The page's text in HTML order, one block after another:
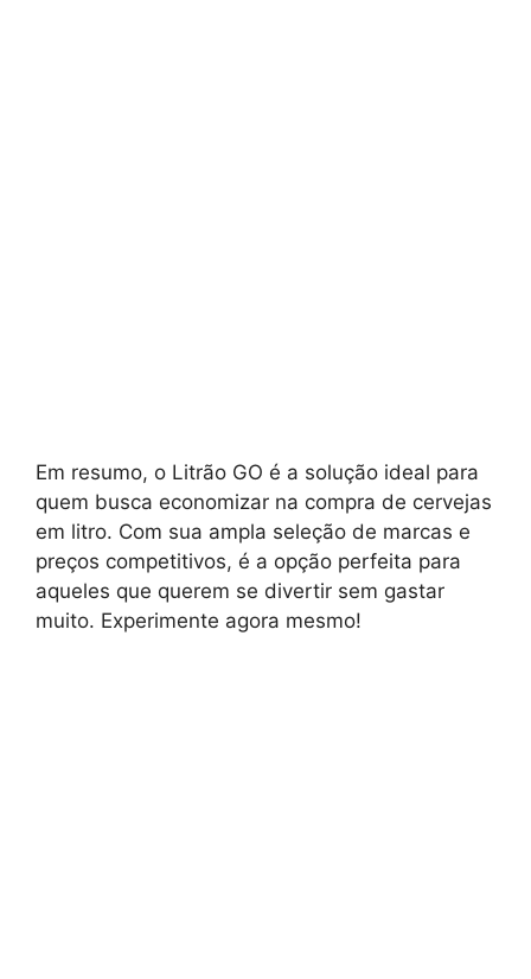
Em resumo, o Litrão GO é a solução ideal para
quem busca economizar na compra de cervejas
em litro. Com sua ampla seleção de marcas e
preços competitivos, é a opção perfeita para
aqueles que querem se divertir sem gastar
muito. Experimente agora mesmo!